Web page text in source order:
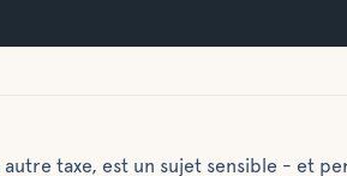
taxe, est un sujet sensible - et